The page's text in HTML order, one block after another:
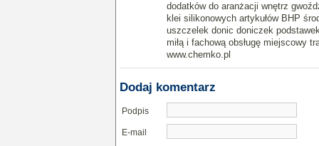
dodatków do aranżacji wnętrz
klei silikonowych artykułów BHP
uszczelek donic doniczek
miłą i fachową obsługę miejscowy
www.chemko.pl
Dodaj komentarz
Podpis
E-mail